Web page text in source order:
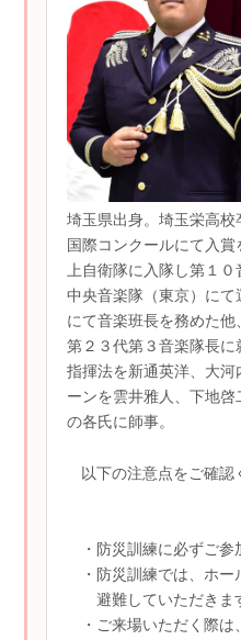
埼玉県出身。埼玉栄高
国際コンクールにて入
上自衛隊に入隊し第１
中央音楽隊（東京）に
にて音楽班長を務めた
第２３代第３音楽隊長に
指揮法を新通英洋、大
ーンを雲井雅人、下地
の各氏に師事。
以下の注意点をご確認
・防災訓練に必ずご参
・防災訓練では、ホー
避難していただきます
・ご来場いただく際は